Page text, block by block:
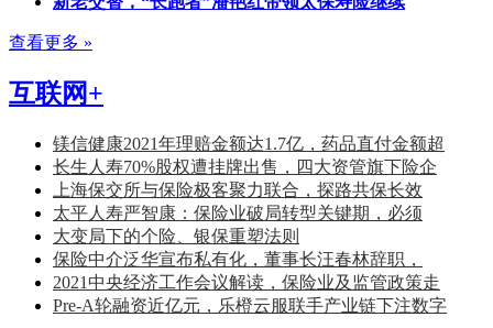
查看更多 »
互联网+
镁信健康2021年理赔金额达1.7亿，药品直付金额超
长生人寿70%股权遭挂牌出售，四大资管旗下险企
上海保交所与保险极客聚力联合，探路共保长效
太平人寿严智康：保险业破局转型关键期，必须
大变局下的个险、银保重塑法则
保险中介泛华宣布私有化，董事长汪春林辞职，
2021中央经济工作会议解读，保险业及监管政策走
Pre-A轮融资近亿元，乐橙云服联手产业链下注数字